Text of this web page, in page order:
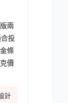
兩
投
條
價
計